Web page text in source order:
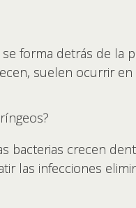
forma detrás de la
suelen ocurrir
bacterias crecen
las infecciones